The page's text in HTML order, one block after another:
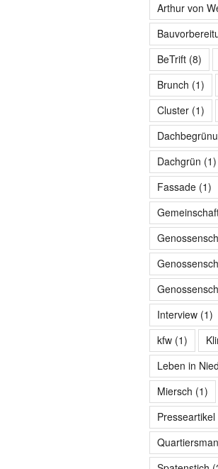
Arthur von
BeTrift(8)
Brunch (1)
Cluster(1)
Dachgrün (1)
Fassade(1)
Interview(1)
kfw(1)
Leben in
Miersch (1)
Presseartikel